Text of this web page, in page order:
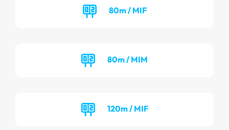
80m / MIF
80m / MIM
120m / MIF